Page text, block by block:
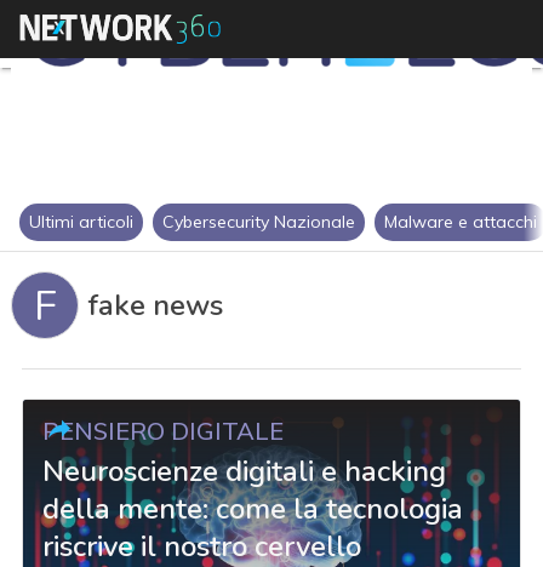
Ultimi articoli Cybersecurity Nazionale Malware e attacchi
F fake news
PENSIERO DIGITALE
Neuroscienze digitali e hacking
della mente: come la tecnologia
riscrive il nostro cervello